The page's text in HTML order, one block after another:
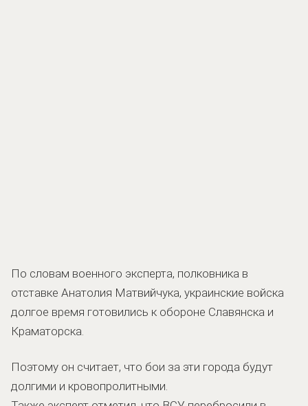
По словам военного эксперта, полковника в
отставке Анатолия Матвийчука, украинские войска
долгое время готовились к обороне Славянска и
Краматорска.
Поэтому он считает, что бои за эти города будут
долгими и кровопролитными.